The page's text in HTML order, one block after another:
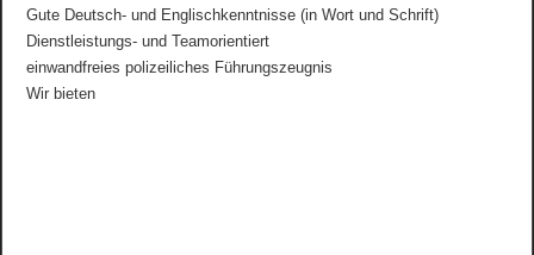
Gute Deutsch- und Englischkenntnisse (in Wort und Schrift)
Dienstleistungs- und Teamorientiert
einwandfreies polizeiliches Führungszeugnis
Wir bieten